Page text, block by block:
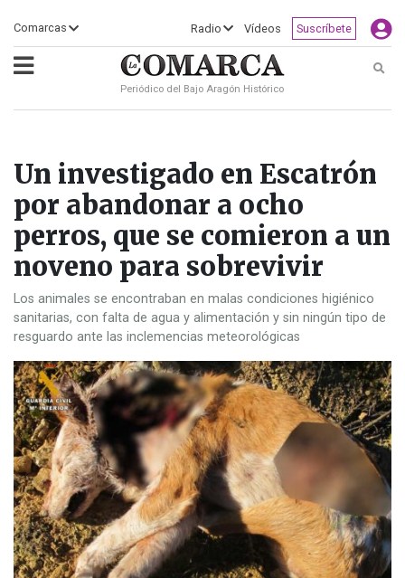
Comarcas Radio Vídeos Suscríbete
Periódico del Bajo Aragón Histórico
Un investigado en Escatrón
por abandonar a ocho
perros, que se comieron a un
noveno para sobrevivir
Los animales se encontraban en malas condiciones higiénico
sanitarias, con falta de agua y alimentación y sin ningún tipo de
resguardo ante las inclemencias meteorológicas